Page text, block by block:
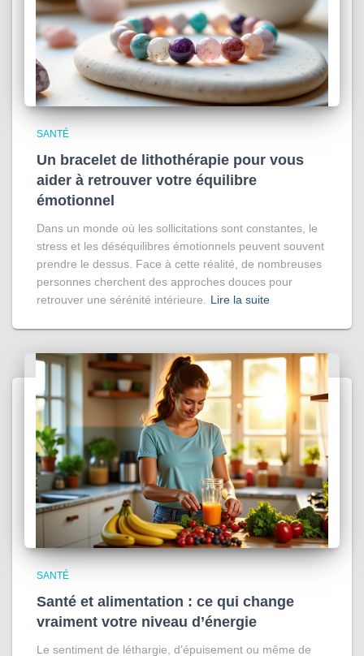
SANTÉ
Un bracelet de lithothérapie pour vous
aider à retrouver votre équilibre
émotionnel
Dans un monde où les sollicitations sont constantes, le
stress et les déséquilibres émotionnels peuvent souvent
prendre le dessus. Face à cette réalité, de nombreuses
personnes cherchent des approches douces pour
retrouver une sérénité intérieure.
Lire la suite
SANTÉ
Santé et alimentation : ce qui change
vraiment votre niveau d’énergie
Le sentiment de léthargie, d’épuisement ou même de